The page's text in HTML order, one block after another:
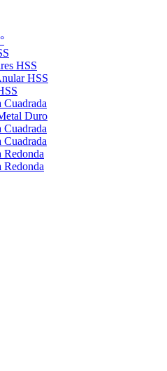
HSS
HSS
Cuadrada
Duro
Cuadrada
Cuadrada
Redonda
Redonda